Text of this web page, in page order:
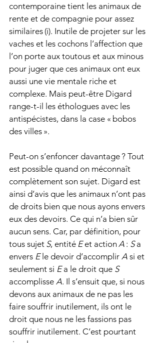
contemporaine tient les animaux de
rente et de compagnie pour assez
similaires (i). Inutile de projeter sur les
vaches et les cochons l’affection que
l’on porte aux toutous et aux minous
pour juger que ces animaux ont eux
aussi une vie mentale riche et
complexe. Mais peut-être Digard
range-t-il les éthologues avec les
antispécistes, dans la case « bobos
des villes ».
Peut-on s’enfoncer davantage ? Tout
est possible quand on méconnaît
complètement son sujet. Digard est
ainsi d’avis que les animaux n’ont pas
de droits bien que nous ayons envers
eux des devoirs. Ce qui n’a bien sûr
aucun sens. Car, par définition, pour
tous sujet S, entité E et action A : S a
envers E le devoir d’accomplir A si et
seulement si E a le droit que S
accomplisse A. Il s’ensuit que, si nous
devons aux animaux de ne pas les
faire souffrir inutilement, ils ont le
droit que nous ne les fassions pas
souffrir inutilement. C’est pourtant